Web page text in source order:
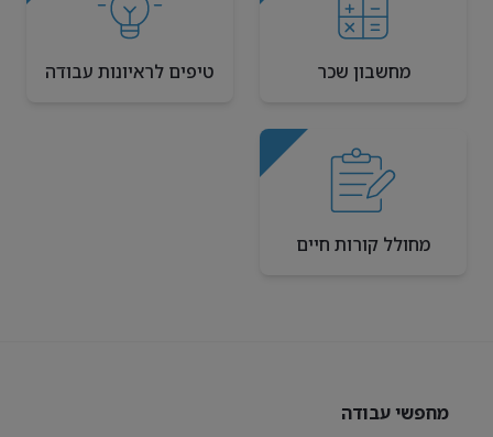
מחשבון שכר טיפים לראיונות עבודה
מחולל קורות חיים
מחפשי עבודה